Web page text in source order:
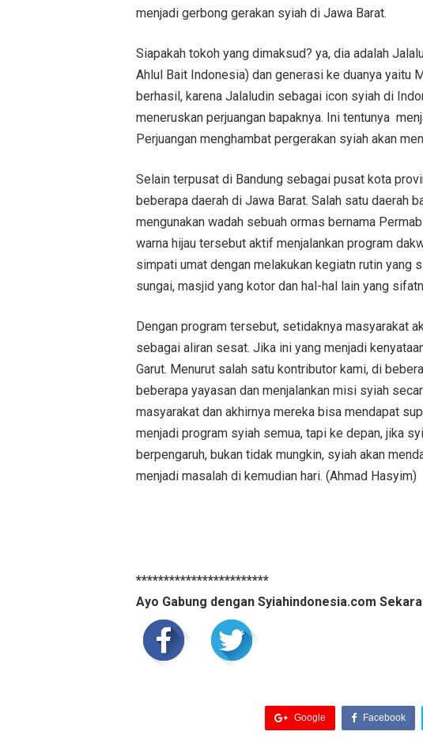
menjadi gerbong gerakan syiah di Jawa Barat.
Siapakah tokoh yang dimaksud? ya, dia adalah
Ahlul Bait Indonesia) dan generasi ke duanya yaitu
berhasil, karena Jalaludin sebagai icon syiah di
meneruskan perjuangan bapaknya. Ini tentunya
Perjuangan menghambat pergerakan syiah akan
Selain terpusat di Bandung sebagai pusat kota
beberapa daerah di Jawa Barat. Salah satu daerah
mengunakan wadah sebuah ormas bernama
warna hijau tersebut aktif menjalankan program
simpati umat dengan melakukan kegiatn rutin yang
sungai, masjid yang kotor dan hal-hal lain yang
Dengan program tersebut, setidaknya masyarakat
sebagai aliran sesat. Jika ini yang menjadi
Garut. Menurut salah satu kontributor kami, di
beberapa yayasan dan menjalankan misi syiah
masyarakat dan akhirnya mereka bisa mendapat
menjadi program syiah semua, tapi ke depan, jika
berpengaruh, bukan tidak mungkin, syiah akan
menjadi masalah di kemudian hari. (Ahmad Hasyim)
************************
Ayo Gabung dengan Syiahindonesia.com
Google Facebook